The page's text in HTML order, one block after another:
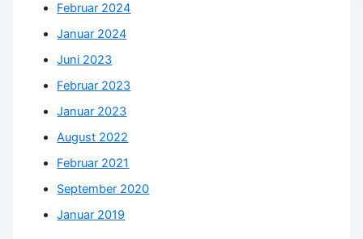
Februar 2024
Januar 2024
Juni 2023
Februar 2023
Januar 2023
August 2022
Februar 2021
September 2020
Januar 2019